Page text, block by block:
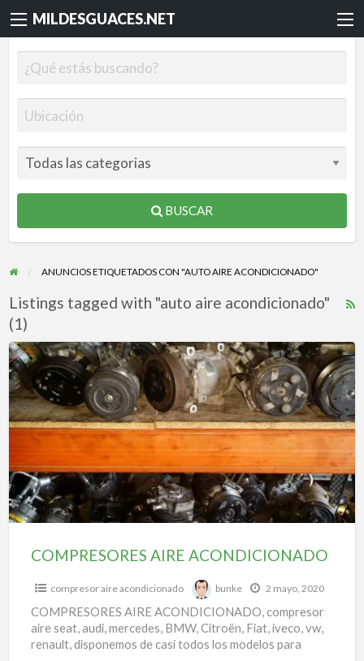
MILDESGUACES.NET
BUSCAR
ANUNCIOS ETIQUETADOS CON "AUTO AIRE ACONDICIONADO"
Listings tagged with "auto aire acondicionado"
(1)
COMPRESORES
AIRE
ACONDICIONADO
COMPRESORES AIRE ACONDICIONADO
compresor aire acondicionado bunke 2 mayo, 2020
COMPRESORES AIRE ACONDICIONADO, compresor
aire seat, audi, mercedes, BMW, Citroën, Fiat, iveco, vw,
renault, disponemos de casi todos los modelos para